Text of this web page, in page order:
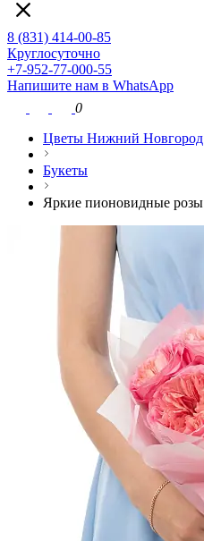
8 (831) 414-00-85
Круглосуточно
+7-952-77-000-55
Напишите нам в WhatsApp
0
Цветы Нижний Новгород
Букеты
Яркие пионовидные розы